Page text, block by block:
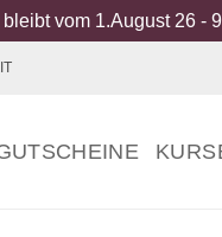
vom 1.August 26